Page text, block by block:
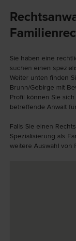
Sie haben eine
suchen einen
Weiter unten finden
Brunn/Gebirge mit
Profil können Sie
betreffende Anwalt
Falls Sie einen
Spezialisierung als
weitere Auswahl von